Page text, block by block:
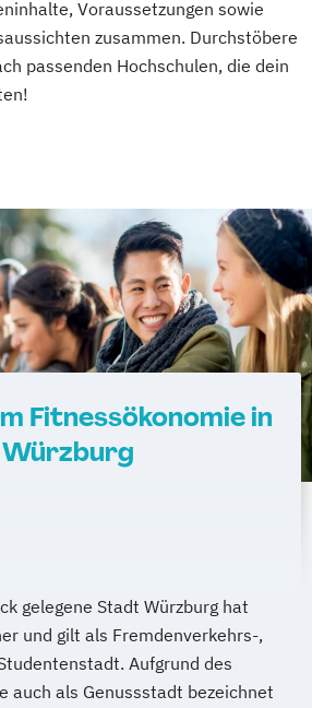
Voraussetzungen sowie
zusammen. Durchstöbere
passenden Hochschulen, die dein
Fitnessökonomie in
Würzburg
gelegene Stadt Würzburg hat
und gilt als Fremdenverkehrs-,
Aufgrund des
auch als Genussstadt bezeichnet